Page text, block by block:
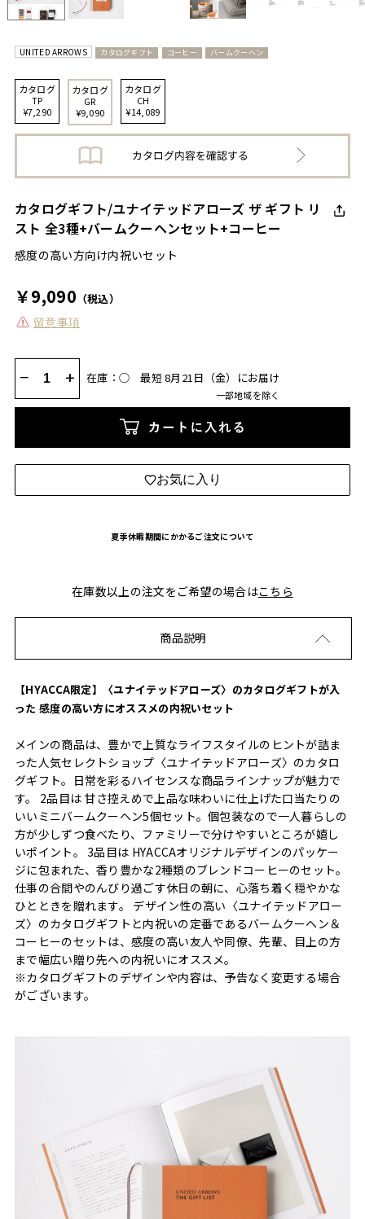
UNITED ARROWS カタログギフト コーヒー バームクーヘン
カタログ
TP
¥7,290
カタログ
GR
¥9,090
カタログ
CH
¥14,089
カタログギフト/ユナイテッドアローズ ザ ギフト リ
スト 全3種+バームクーヘンセット+コーヒー
感度の高い方向け内祝いセット
￥9,090 （税込）
留意事項
− + 在庫：◯ 最短 8月21日（金）にお届け
一部地域を除く
カートに入れる
お気に入り
夏季休暇期間にかかるご注文について
在庫数以上の注文をご希望の場合はこちら
商品説明
【HYACCA限定】〈ユナイテッドアローズ〉のカタログギフトが入
った 感度の高い方にオススメの内祝いセット
メインの商品は、豊かで上質なライフスタイルのヒントが詰ま
った人気セレクトショップ〈ユナイテッドアローズ〉のカタロ
グギフト。日常を彩るハイセンスな商品ラインナップが魅力で
す。 2品目は 甘さ控えめで上品な味わいに仕上げた口当たりの
いいミニバームクーヘン5個セット。個包装なので一人暮らしの
方が少しずつ食べたり、ファミリーで分けやすいところが嬉し
いポイント。 3品目は HYACCAオリジナルデザインのパッケー
ジに包まれた、香り豊かな2種類のブレンドコーヒーのセット。
仕事の合間やのんびり過ごす休日の朝に、心落ち着く穏やかな
ひとときを贈れます。 デザイン性の高い〈ユナイテッドアロー
ズ〉のカタログギフトと内祝いの定番であるバームクーヘン＆
コーヒーのセットは、感度の高い友人や同僚、先輩、目上の方
まで幅広い贈り先への内祝いにオススメ。
※カタログギフトのデザインや内容は、予告なく変更する場合
がございます。